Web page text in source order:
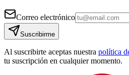
Correo electrónico
Suscribirme
Al suscribirte aceptas nuestra política
tu suscripción en cualquier momento.